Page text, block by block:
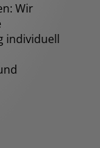
Wir
individuell